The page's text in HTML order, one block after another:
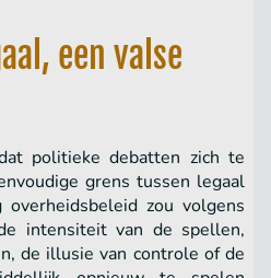
een valse
politieke debatten zich te
grens tussen legaal
zou volgens
intensiteit van de spellen,
de illusie van controle of de